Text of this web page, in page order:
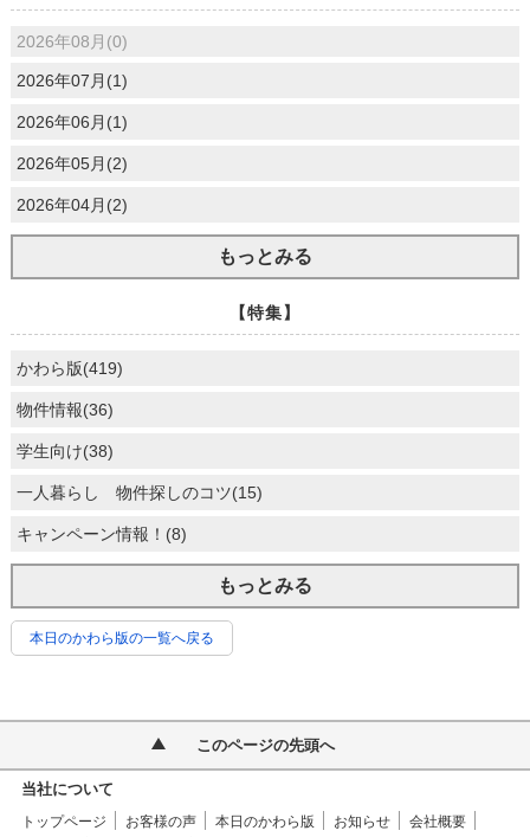
2026年08月(0)
2026年07月(1)
2026年06月(1)
2026年05月(2)
2026年04月(2)
もっとみる
【特集】
かわら版(419)
物件情報(36)
学生向け(38)
一人暮らし 物件探しのコツ(15)
キャンペーン情報！(8)
もっとみる
本日のかわら版の一覧へ戻る
このページの先頭へ
当社について
トップページ お客様の声 本日のかわら版 お知らせ
会社概要